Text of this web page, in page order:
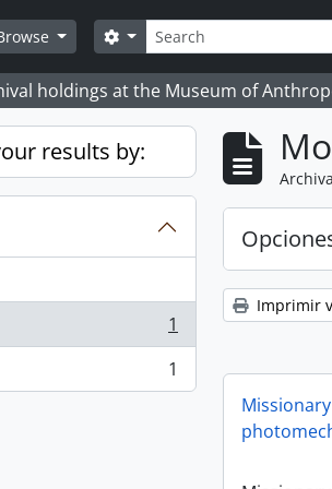
Búsqueda
Search options
holdings at the Museum of
results by:
1
1
Imprimir